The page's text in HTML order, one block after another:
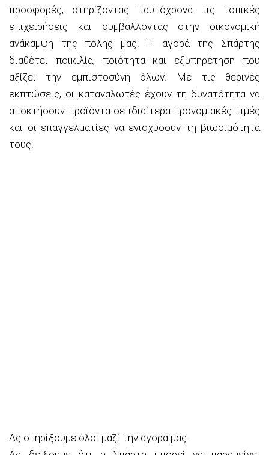
προσφορές, στηρίζοντας ταυτόχρονα τις τοπικές
επιχειρήσεις και συμβάλλοντας στην οικονομική
ανάκαμψη της πόλης μας. Η αγορά της Σπάρτης
διαθέτει ποικιλία, ποιότητα και εξυπηρέτηση που
αξίζει την εμπιστοσύνη όλων. Με τις θερινές
εκπτώσεις, οι καταναλωτές έχουν τη δυνατότητα να
αποκτήσουν προϊόντα σε ιδιαίτερα προνομιακές τιμές
και οι επαγγελματίες να ενισχύσουν τη βιωσιμότητά
τους.
Ας στηρίξουμε όλοι μαζί την αγορά μας.